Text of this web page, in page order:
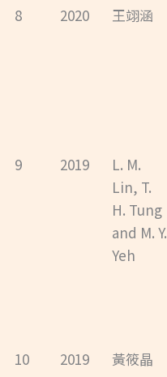
8 2020 王翊涵
9 2019
L. M.
Lin, T.
H. Tung
and M. Y.
Yeh
10 2019 黃筱晶